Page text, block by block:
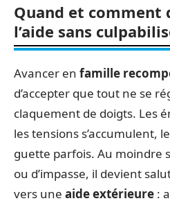
Quand et comment
l’aide sans
Avancer en famille
d’accepter que tout ne se
claquement de doigts. Les
les tensions s’accumulent,
guette parfois. Au moindre
ou d’impasse, il devient
vers une aide extérieure :